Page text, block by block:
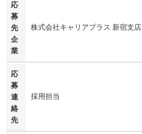
応
募
先
企
業
株式会社キャリアプラス 新宿支店
応
募
連
絡
先
採用担当